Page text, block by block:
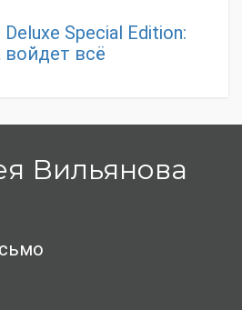
Deluxe Special Edition:
войдет всё
Вильянова